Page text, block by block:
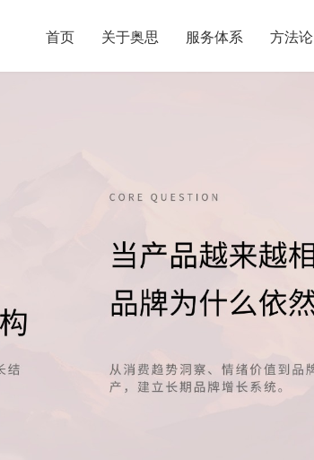
首页 关于奥思 服务体系 方法论